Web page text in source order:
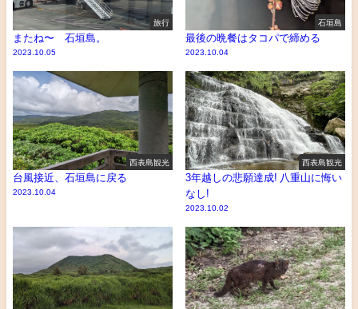
旅行
またね〜 石垣島。
2023.10.05
石垣島
最後の晩餐はタコパで締める
2023.10.04
西表島観光
台風接近、石垣島に戻る
2023.10.04
西表島観光
3年越しの悲願達成! 八重山に悔い
なし!
2023.10.02